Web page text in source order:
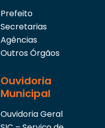
Prefeito
Secretarias
Agências
Outros Órgãos
Ouvidoria
Municipal
Ouvidoria Geral